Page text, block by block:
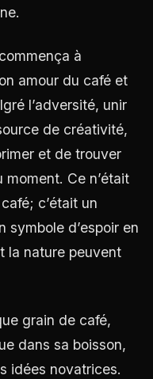
à
amour du café et
l’adversité, unir
de créativité,
et de trouver
Ce n’était
c’était un
symbole d’espoir en
la nature peuvent
grain de café,
dans sa boisson,
idées novatrices.